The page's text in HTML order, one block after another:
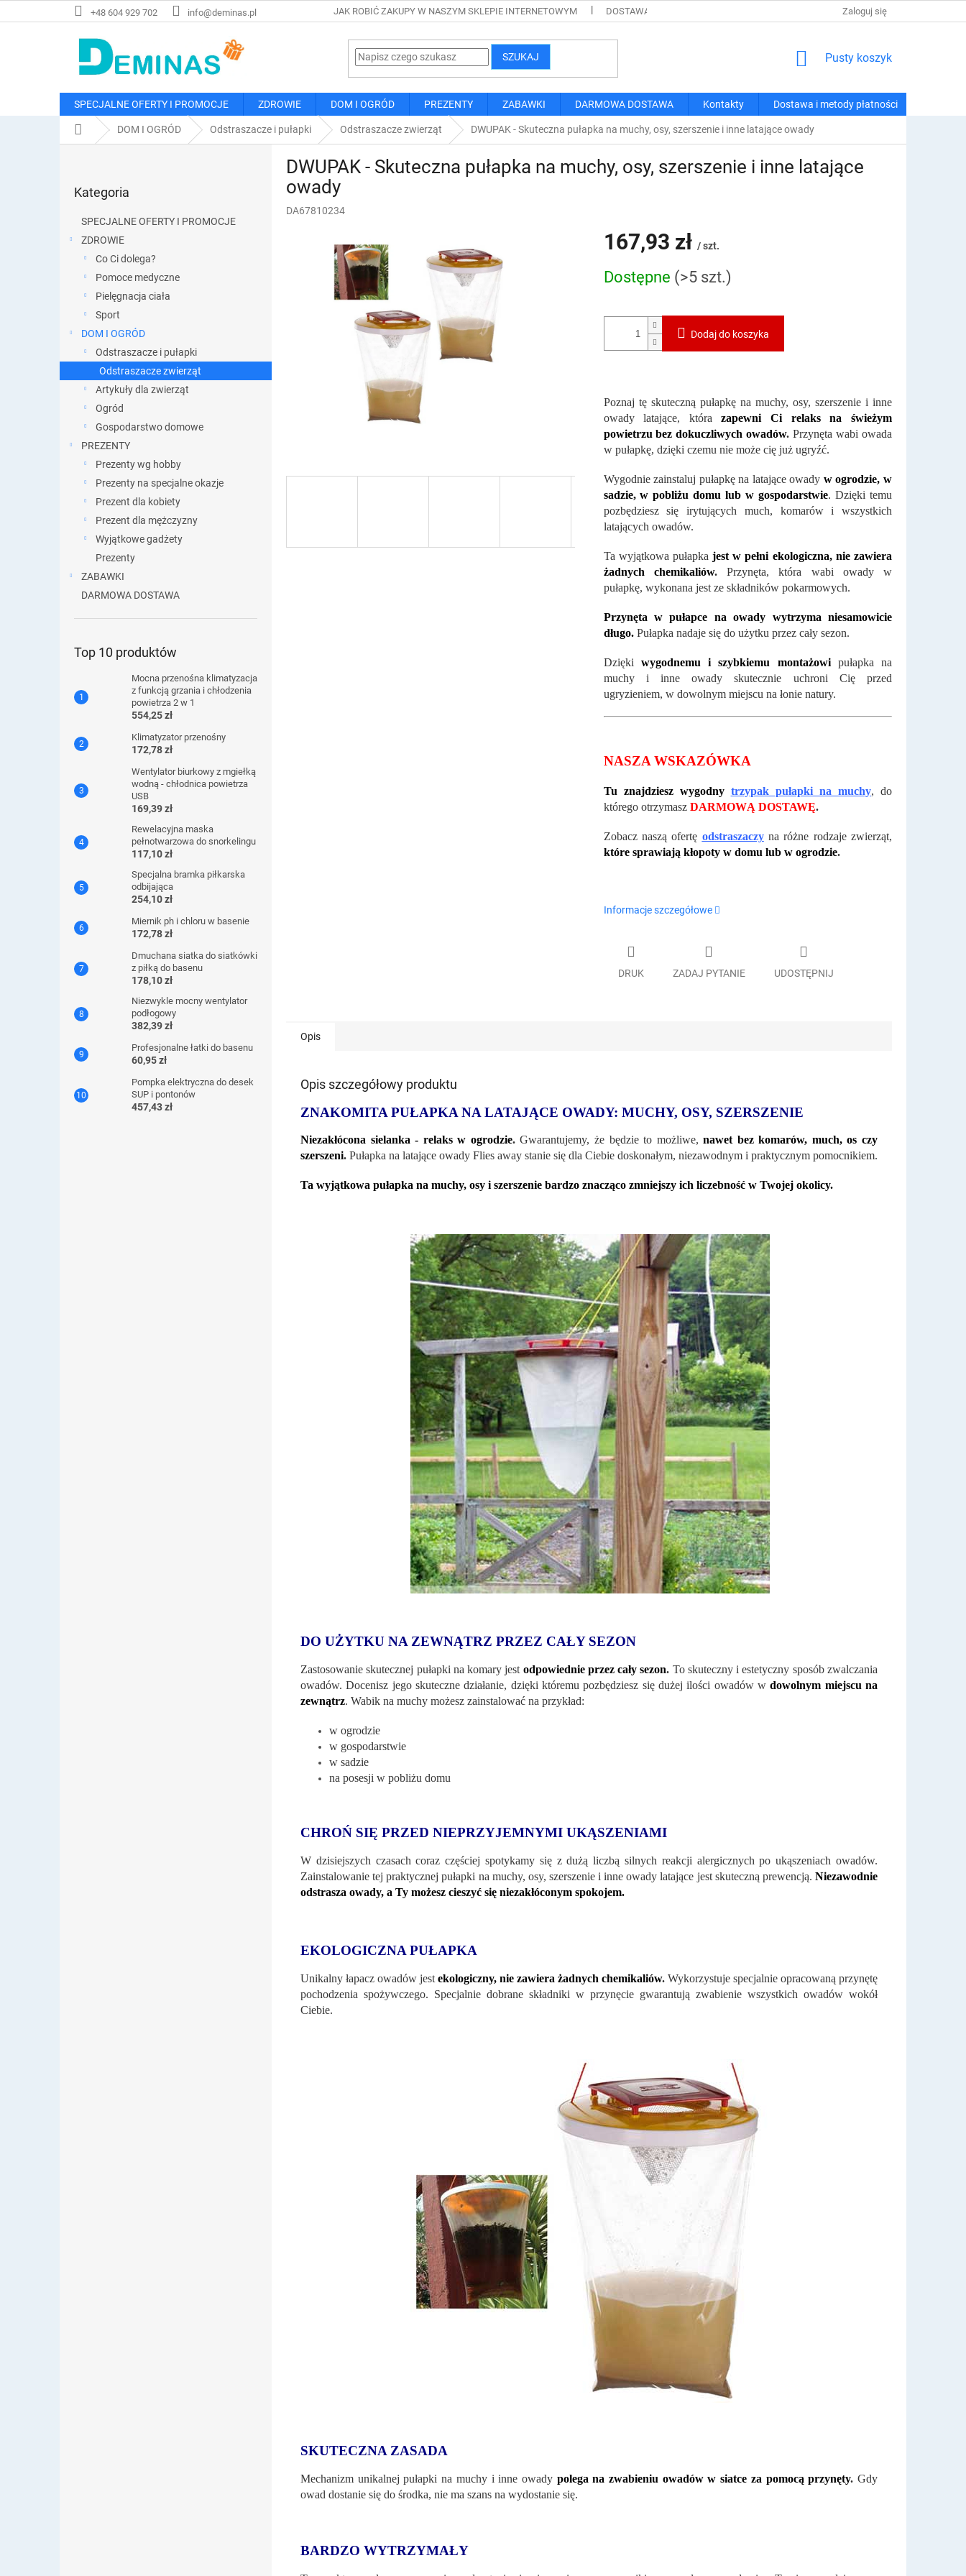
do
+48 604 929 702 info@deminas.pl JAK ROBIĆ ZAKUPY W NASZYM SKLEPIE INTERNETOWYM DOSTAWA I METODY PŁATNOŚCI REGULAMIN ZAKUPÓW
Zaloguj się
SZUKAJ KOSZYK
Pusty koszyk
SPECJALNE OFERTY I PROMOCJE ZDROWIE DOM I OGRÓD PREZENTY ZABAWKI DARMOWA DOSTAWA Kontakty Dostawa i metody płatności
Home DOM I OGRÓD Odstraszacze i pułapki Odstraszacze zwierząt DWUPAK - Skuteczna pułapka na muchy, osy, szerszenie i inne latające owady
kategorie
Kategoria
SPECJALNE OFERTY I PROMOCJE
ZDROWIE
Co Ci dolega?
Pomoce medyczne
Pielęgnacja ciała
Sport
DOM I OGRÓD
Odstraszacze i pułapki
Odstraszacze zwierząt
Artykuły dla zwierząt
Ogród
Gospodarstwo domowe
PREZENTY
Prezenty wg hobby
Prezenty na specjalne okazje
Prezent dla kobiety
Prezent dla mężczyzny
Wyjątkowe gadżety
Prezenty
ZABAWKI
DARMOWA DOSTAWA
Top 10 produktów
Mocna przenośna klimatyzacja
z funkcją grzania i chłodzenia
powietrza 2 w 1
554,25 zł
Klimatyzator przenośny
172,78 zł
Wentylator biurkowy z mgiełką
wodną - chłodnica powietrza
USB
169,39 zł
Rewelacyjna maska ​​
pełnotwarzowa do snorkelingu
117,10 zł
Specjalna bramka piłkarska
odbijająca
254,10 zł
Miernik ph i chloru w basenie
172,78 zł
Dmuchana siatka do siatkówki
z piłką do basenu
178,10 zł
Niezwykle mocny wentylator
podłogowy
382,39 zł
Profesjonalne łatki do basenu
60,95 zł
Pompka elektryczna do desek
SUP i pontonów
457,43 zł
DWUPAK - Skuteczna pułapka na muchy, osy, szerszenie i inne latające
owady
DA67810234
167,93 zł / szt.
jednostkowa:
Dostępne (>5 szt.)
Dodaj do koszyka
Poznaj tę skuteczną pułapkę na muchy, osy, szerszenie i inne
owady latające, którazapewni Ci relaks na świeżym
powietrzu bez dokuczliwych owadów. Przynęta wabi owada
w pułapkę, dzięki czemu nie może cię już ugryźć.
Wygodnie zainstaluj pułapkę na latające owady w ogrodzie, w
sadzie, w pobliżu domu lub w gospodarstwie. Dzięki temu
pozbędziesz się irytujących much, komarów i wszystkich
latających owadów.
Ta wyjątkowa pułapkajest w pełni ekologiczna, nie zawiera
żadnych chemikaliów.Przynęta, która wabi owady w
pułapkę, wykonana jest ze składników pokarmowych.
Przynęta w pułapce na owady wytrzyma niesamowicie
długo.Pułapka nadaje się do użytku przez cały sezon.
Dzięki wygodnemu i szybkiemu montażowipułapka na
muchy i inne owady skutecznie uchroni Cię przed
ugryzieniem, w dowolnym miejscu na łonie natury.
NASZA WSKAZÓWKA
Tu znajdziesz wygodny trzypak pułapki na muchy, do
którego otrzymasz DARMOWĄ DOSTAWĘ.
Zobacz naszą ofertę odstraszaczyna różne rodzaje zwierząt,
które sprawiają kłopoty w domu lub w ogrodzie.
Informacje szczegółowe
DRUK ZADAJ PYTANIE UDOSTĘPNIJ
Opis
Opis szczegółowy produktu
ZNAKOMITA PUŁAPKA NA LATAJĄCE OWADY: MUCHY, OSY, SZERSZENIE
Niezakłócona sielanka - relaks w ogrodzie.Gwarantujemy, że będzie to możliwe,nawet bez komarów, much, os czy
szerszeni. Pułapka na latające owady Flies away stanie się dla Ciebie doskonałym, niezawodnym i praktycznym pomocnikiem.
Ta wyjątkowa pułapka na muchy, osy i szerszenie bardzo znacząco zmniejszy ich liczebność w Twojej okolicy.
DO UŻYTKU NA ZEWNĄTRZ PRZEZ CAŁY SEZON
Zastosowanie skutecznej pułapki na komary jest odpowiednie przez cały sezon. To skuteczny i estetyczny sposób zwalczania
owadów. Docenisz jego skuteczne działanie, dzięki któremu pozbędziesz się dużej ilości owadów wdowolnym miejscu na
zewnątrz. Wabik na muchy możesz zainstalować na przykład:
w ogrodzie
w gospodarstwie
w sadzie
na posesji w pobliżu domu
CHROŃ SIĘ PRZED NIEPRZYJEMNYMI UKĄSZENIAMI
W dzisiejszych czasach coraz częściej spotykamy się z dużą liczbą silnych reakcji alergicznych po ukąszeniach owadów.
Zainstalowanie tej praktycznej pułapki na muchy, osy, szerszenie i inne owady latające jest skuteczną prewencją. Niezawodnie
odstrasza owady, a Ty możesz cieszyć się niezakłóconym spokojem.
EKOLOGICZNA PUŁAPKA
Unikalny łapacz owadów jest ekologiczny, nie zawiera żadnych chemikaliów. Wykorzystuje specjalnie opracowaną przynętę
pochodzenia spożywczego. Specjalnie dobrane składniki w przynęcie gwarantują zwabienie wszystkich owadów wokół
Ciebie.
SKUTECZNA ZASADA
Mechanizm unikalnej pułapki na muchy i inne owady polega na zwabieniu owadów w siatce za pomocą przynęty.Gdy
owad dostanie się do środka, nie ma szans na wydostanie się.
BARDZO WYTRZYMAŁY